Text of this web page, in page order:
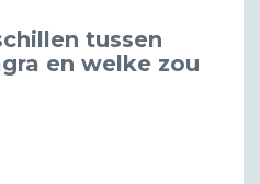
tussen
en welke zou